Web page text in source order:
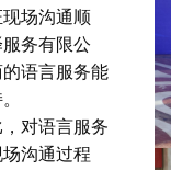
场沟通顺
务有限公
语言服务能
对语言服务
沟通过程